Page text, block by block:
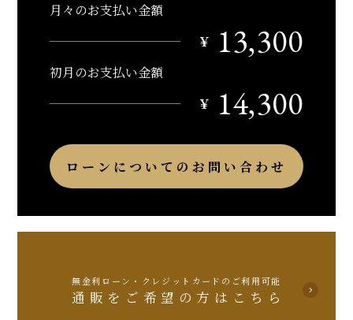
月々のお支払い金額
￥
13,300
初月のお支払い金額
￥
14,300
ローンについてのお問い合わせ
無金利ローン・クレジットカードのご利用可能
通販をご希望の方はこちら